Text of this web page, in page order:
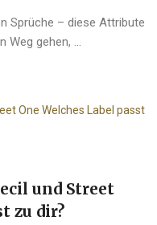
Sprüche – diese Attribute
gehen, ...
und Street
zu dir?